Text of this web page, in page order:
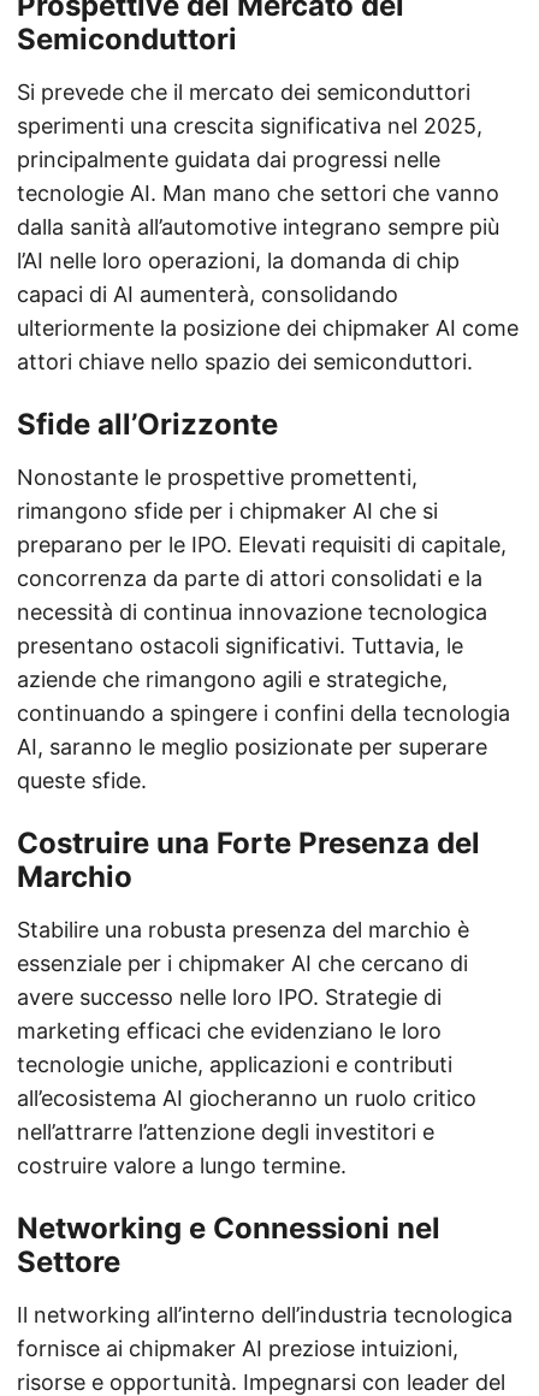
Semiconduttori
Si prevede che il mercato dei semiconduttori
sperimenti una crescita significativa nel 2025,
principalmente guidata dai progressi nelle
tecnologie AI. Man mano che settori che vanno
dalla sanità all’automotive integrano sempre più
l’AI nelle loro operazioni, la domanda di chip
capaci di AI aumenterà, consolidando
ulteriormente la posizione dei chipmaker AI come
attori chiave nello spazio dei semiconduttori.
Sfide all’Orizzonte
Nonostante le prospettive promettenti,
rimangono sfide per i chipmaker AI che si
preparano per le IPO. Elevati requisiti di capitale,
concorrenza da parte di attori consolidati e la
necessità di continua innovazione tecnologica
presentano ostacoli significativi. Tuttavia, le
aziende che rimangono agili e strategiche,
continuando a spingere i confini della tecnologia
AI, saranno le meglio posizionate per superare
queste sfide.
Costruire una Forte Presenza del
Marchio
Stabilire una robusta presenza del marchio è
essenziale per i chipmaker AI che cercano di
avere successo nelle loro IPO. Strategie di
marketing efficaci che evidenziano le loro
tecnologie uniche, applicazioni e contributi
all’ecosistema AI giocheranno un ruolo critico
nell’attrarre l’attenzione degli investitori e
costruire valore a lungo termine.
Networking e Connessioni nel
Settore
Il networking all’interno dell’industria tecnologica
fornisce ai chipmaker AI preziose intuizioni,
risorse e opportunità. Impegnarsi con leader del